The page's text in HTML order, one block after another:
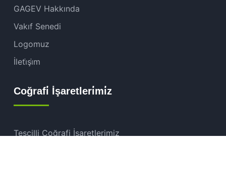
GAGEV Hakkında
Vakıf Senedi
Logomuz
İleti̇şi̇m
Coğrafi̇ İşaretleri̇mi̇z
Tescilli Coğrafi İşaretlerimiz